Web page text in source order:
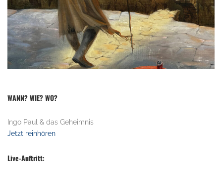
WANN? WIE? WO?
Ingo Paul & das Geheimnis
Jetzt reinhören
Live-Auftritt: